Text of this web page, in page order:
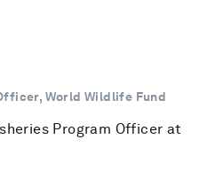
World Wildlife Fund
Program Officer at